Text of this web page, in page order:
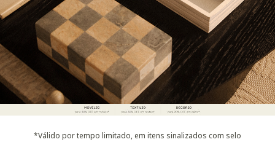
*Válido por tempo limitado, em itens sinalizados com selo